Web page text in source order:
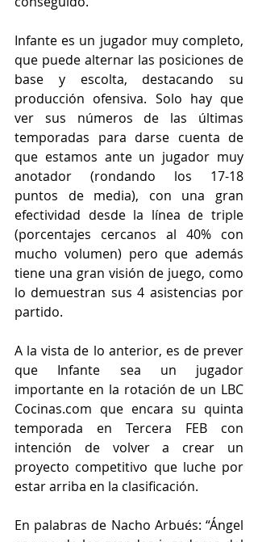
Infante es un jugador muy completo,
que puede alternar las posiciones de
base y escolta, destacando su
producción ofensiva. Solo hay que
ver sus números de las últimas
temporadas para darse cuenta de
que estamos ante un jugador muy
anotador (rondando los 17-18
puntos de media), con una gran
efectividad desde la línea de triple
(porcentajes cercanos al 40% con
mucho volumen) pero que además
tiene una gran visión de juego, como
lo demuestran sus 4 asistencias por
partido.
A la vista de lo anterior, es de prever
que Infante sea un jugador
importante en la rotación de un LBC
Cocinas.com que encara su quinta
temporada en Tercera FEB con
intención de volver a crear un
proyecto competitivo que luche por
estar arriba en la clasificación.
En palabras de Nacho Arbués: “Ángel